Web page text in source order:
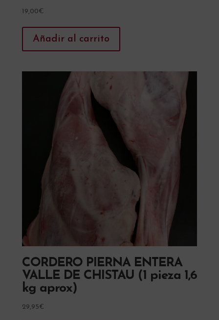
19,00€
Añadir al carrito
CORDERO PIERNA ENTERA
VALLE DE CHISTAU (1 pieza 1,6
kg aprox)
29,95€